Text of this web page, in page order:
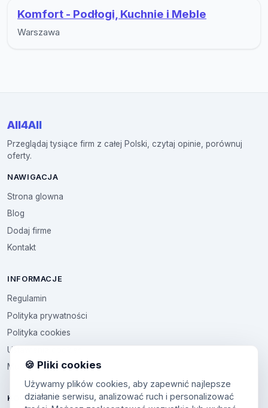
Komfort - Podłogi, Kuchnie i Meble
Warszawa
All4All
Przeglądaj tysiące firm z całej Polski, czytaj opinie, porównuj
oferty.
NAWIGACJA
Strona glowna
Blog
Dodaj firme
Kontakt
INFORMACJE
Regulamin
Polityka prywatności
Polityka cookies
Ustawienia cookies
Multikod
KONTO
🍪 Pliki cookies
Używamy plików cookies, aby zapewnić najlepsze
działanie serwisu, analizować ruch i personalizować